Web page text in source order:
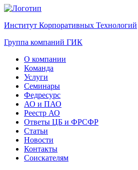
Институт Корпоративных Технологий
Группа компаний ГИК
О компании
Команда
Услуги
Семинары
Федресурс
АО и ПАО
Реестр АО
Ответы ЦБ и ФРСФР
Статьи
Новости
Контакты
Соискателям